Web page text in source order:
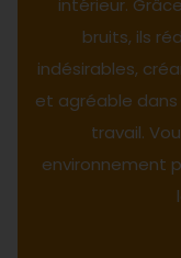
intérieur.
bruits, ils
indésirables,
et agréable
travail.
environnement